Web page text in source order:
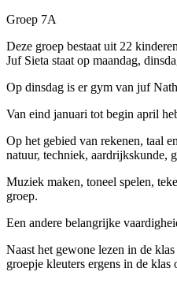
Groep 7A
Deze groep bestaat uit 22
Juf Sieta staat op maandag,
Op dinsdag is er gym van juf
Van eind januari tot begin april
Op het gebied van rekenen, taal
natuur, techniek, aardrijkskunde,
Muziek maken, toneel spelen,
groep.
Een andere belangrijke
Naast het gewone lezen in de
groepje kleuters ergens in de klas